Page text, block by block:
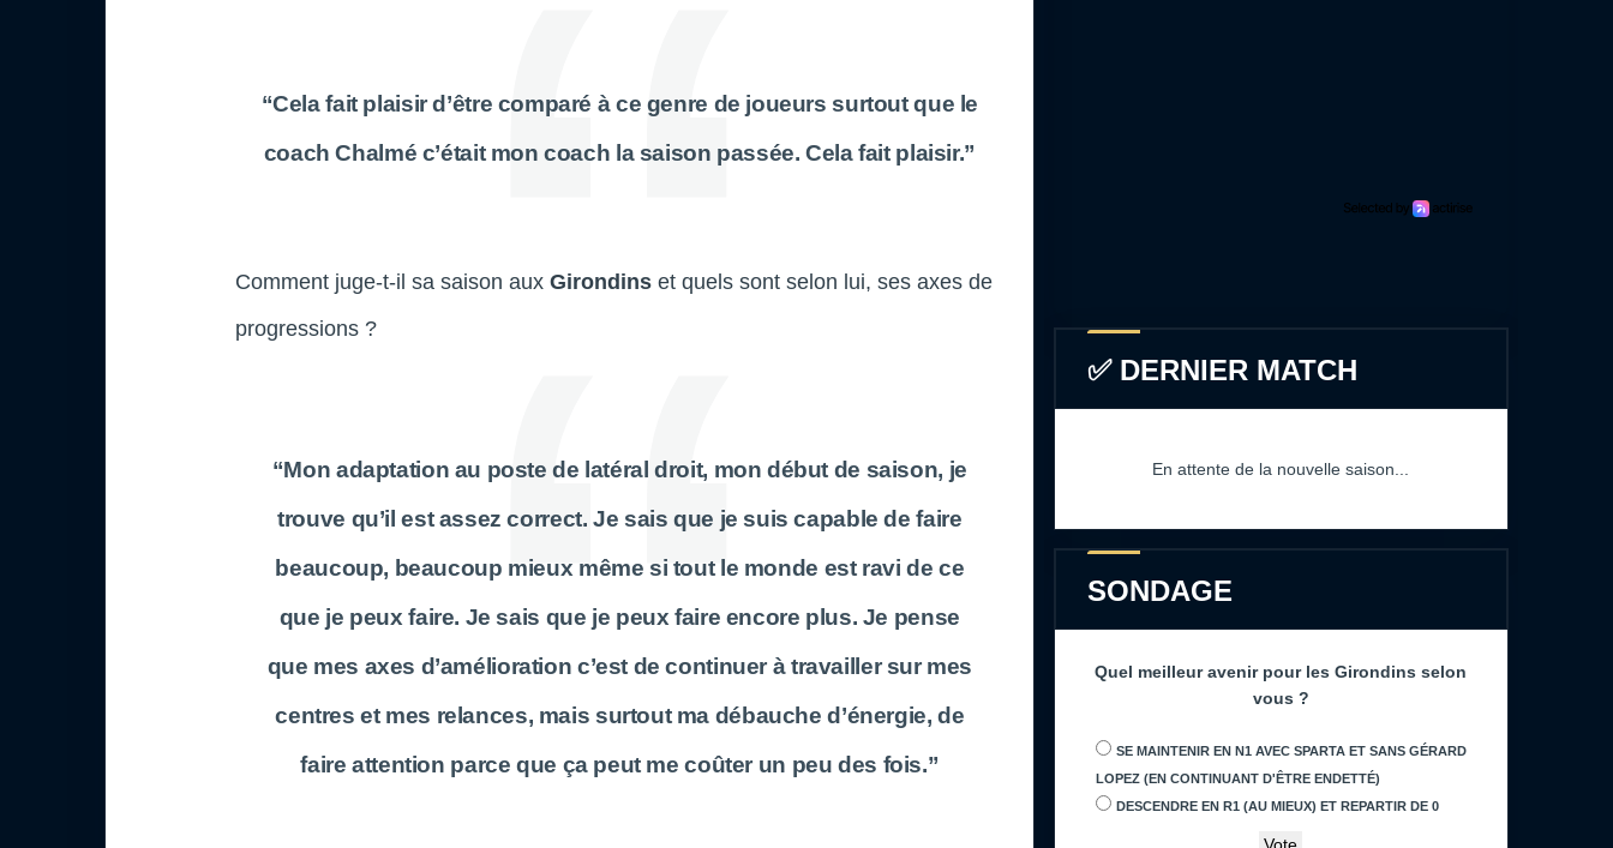
“Cela fait plaisir d’être comparé à ce genre de joueurs surtout que le
coachChalmé c’était mon coach la saison passée. Cela fait plaisir.”
Comment juge-t-il sa saison aux Girondins et quels sont selon lui, ses axes de
progressions ?
“Mon adaptation au poste de latéral droit, mon début de saison, je
trouve qu’il est assez correct. Je sais que je suis capable de faire
beaucoup, beaucoup mieux même si tout le monde est ravi de ce
que je peux faire. Je sais que je peux faire encore plus. Je pense
que mes axes d’amélioration c’est de continuer à travailler sur mes
centres et mes relances, mais surtout ma débauche d’énergie, de
faire attention parce que ça peut me coûter un peu des fois.”
✅ DERNIER MATCH
En attente de la nouvelle saison...
SONDAGE
Quel meilleur avenir pour les Girondins selon
vous ?
SE MAINTENIR EN N1 AVEC SPARTA ET SANS GÉRARD
LOPEZ (EN CONTINUANT D'ÊTRE ENDETTÉ)
DESCENDRE EN R1 (AU MIEUX) ET REPARTIR DE 0